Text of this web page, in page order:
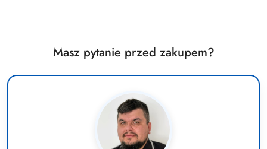
Masz pytanie przed zakupem?